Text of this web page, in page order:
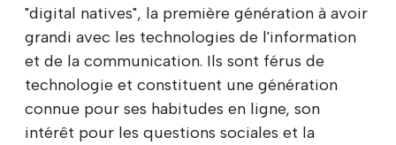
"digital natives", la première génération à avoir
grandi avec les technologies de l'information
et de la communication. Ils sont férus de
technologie et constituent une génération
connue pour ses habitudes en ligne, son
intérêt pour les questions sociales et la